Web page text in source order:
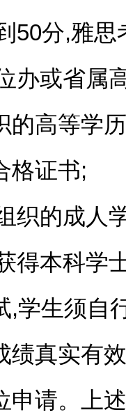
50分,雅
办或省属
的高等学
格证书;
织的成人
得本科学
,学生须
绩真实有
申请。上